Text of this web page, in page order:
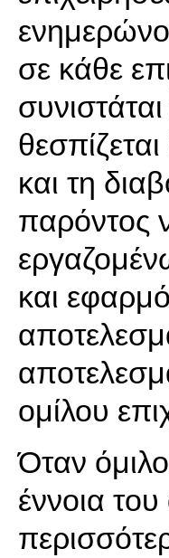
σε κάθε
και τη
παρόντος
και
ομίλου
Όταν
έννοια